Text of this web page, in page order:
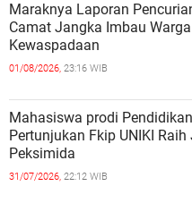
Maraknya Laporan
Camat Jangka Imbau
Kewaspadaan
01/08/2026, 23:16 WIB
Mahasiswa prodi
Pertunjukan Fkip UNIKI Raih
Peksimida
31/07/2026, 22:12 WIB